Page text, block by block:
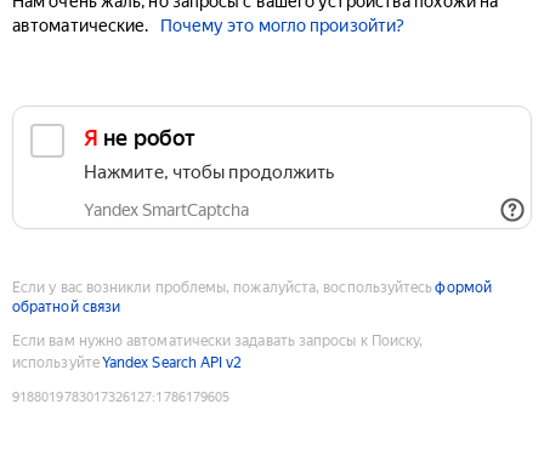
автоматические.
Почему это могло произойти?
Я не робот
Нажмите, чтобы продолжить
Yandex SmartCaptcha
Если у вас возникли проблемы, пожалуйста, воспользуйтесьформой
обратной связи
Если вам нужно автоматически задавать запросы к Поиску,
используйтеYandex Search API v2
9188019783017326127:1786179605